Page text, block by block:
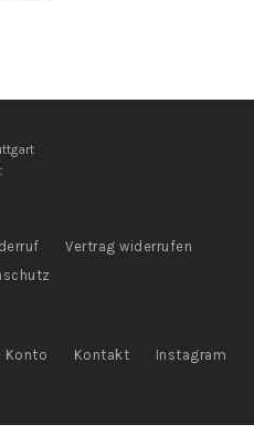
Vertrag widerrufen
Konto Kontakt Instagram